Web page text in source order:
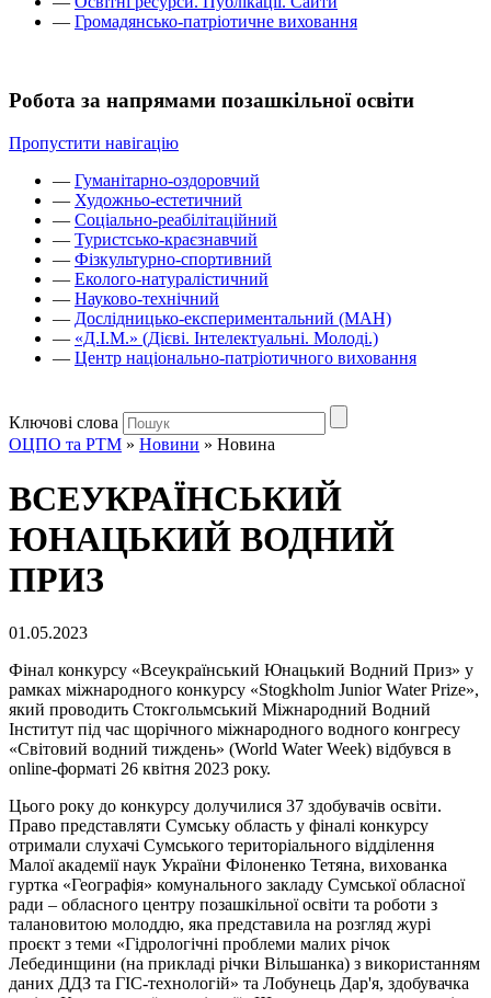
— Громадянсько-патріотичне виховання
Робота за напрямами позашкільної освіти
Пропустити навігацію
— Гуманітарно-оздоровчий
— Художньо-естетичний
— Соціально-реабілітаційний
— Туристсько-краєзнавчий
— Фізкультурно-спортивний
— Еколого-натуралістичний
— Науково-технічний
— Дослідницько-експериментальний (МАН)
— «Д.І.М.» (Дієві. Інтелектуальні. Молоді.)
— Центр національно-патріотичного виховання
Ключові слова
ОЦПО та РТМ » Новини » Новина
ВСЕУКРАЇНСЬКИЙ
ЮНАЦЬКИЙ ВОДНИЙ
ПРИЗ
01.05.2023
Фінал конкурсу «Всеукраїнський Юнацький Водний Приз» у
рамках міжнародного конкурсу «Stogkholm Junior Water Prize»,
який проводить Стокгольмський Міжнародний Водний
Інститут під час щорічного міжнародного водного конгресу
«Світовий водний тиждень» (World Water Week) відбувся в
online-форматі 26 квітня 2023 року.
Цього року до конкурсу долучилися 37 здобувачів освіти.
Право представляти Сумську область у фіналі конкурсу
отримали слухачі Сумського територіального відділення
Малої академії наук України Філоненко Тетяна, вихованка
гуртка «Географія» комунального закладу Сумської обласної
ради – обласного центру позашкільної освіти та роботи з
талановитою молоддю, яка представила на розгляд журі
проєкт з теми «Гідрологічні проблеми малих річок
Лебединщини (на прикладі річки Вільшанка) з використанням
даних ДДЗ та ГІС-технологій» та Лобунець Дар'я, здобувачка